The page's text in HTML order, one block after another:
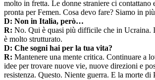
molto in fretta. Le donne straniere ci contattano
pronta per Femen. Cosa devo fare? Siamo in
D: Non in Italia, però…
R: No. Qui è quasi più difficile che in Ucraina.
è molto strutturato.
D: Che sogni hai per la tua vita?
R: Mantenere una mente critica. Continuare a
idee per trovare nuove vie, nuove direzioni e
resistenza. Questo. Niente guerra. E la morte di